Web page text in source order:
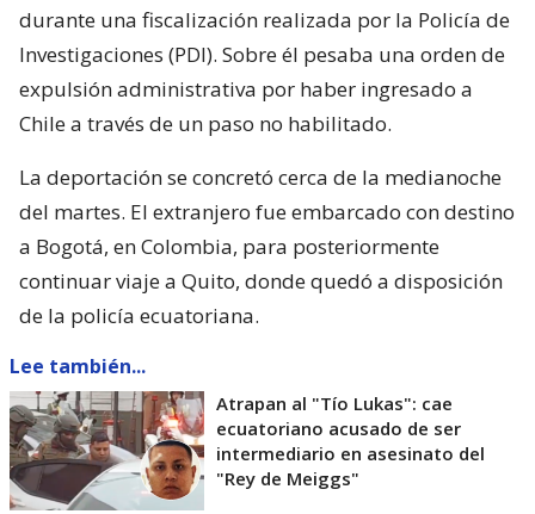
durante una fiscalización realizada por la Policía de
Investigaciones (PDI). Sobre él pesaba una orden de
expulsión administrativa por haber ingresado a
Chile a través de un paso no habilitado.
La deportación se concretó cerca de la medianoche
del martes. El extranjero fue embarcado con destino
a Bogotá, en Colombia, para posteriormente
continuar viaje a Quito, donde quedó a disposición
de la policía ecuatoriana.
Lee también...
Atrapan al "Tío Lukas": cae
ecuatoriano acusado de ser
intermediario en asesinato del
"Rey de Meiggs"